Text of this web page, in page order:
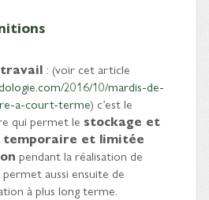
: (voir cet article
2016/10/mardis-de-
a-court-terme) c’est le
qui permet le stockage et
temporaire et limitée
pendant la réalisation de
aussi ensuite de
à plus long terme.